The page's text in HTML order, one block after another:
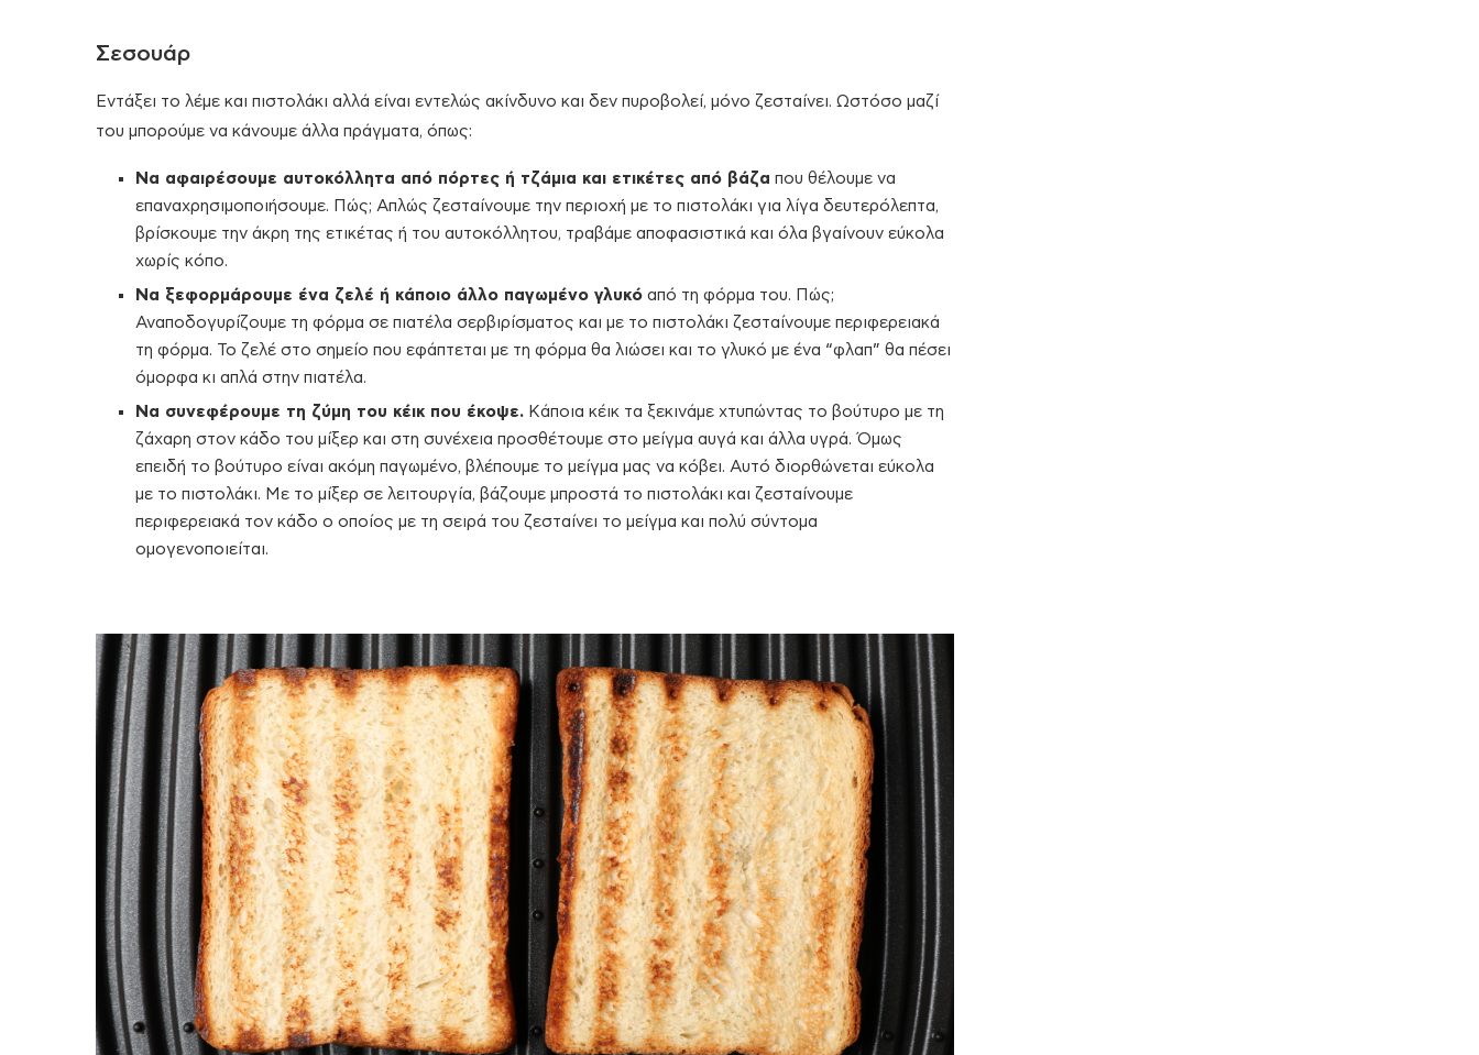
Σεσουάρ
Εντάξει το λέμε και πιστολάκι αλλά είναι εντελώς ακίνδυνο και δεν πυροβολεί, μόνο ζεσταίνει. Ωστόσο μαζί
του μπορούμε να κάνουμε άλλα πράγματα, όπως:
Να αφαιρέσουμε αυτοκόλλητα από πόρτες ή τζάμια και ετικέτες από βάζα που θέλουμε να
επαναχρησιμοποιήσουμε. Πώς; Απλώς ζεσταίνουμε την περιοχή με το πιστολάκι για λίγα δευτερόλεπτα,
βρίσκουμε την άκρη της ετικέτας ή του αυτοκόλλητου, τραβάμε αποφασιστικά και όλα βγαίνουν εύκολα
χωρίς κόπο.
Να ξεφορμάρουμε ένα ζελέ ή κάποιο άλλο παγωμένο γλυκό από τη φόρμα του. Πώς;
Αναποδογυρίζουμε τη φόρμα σε πιατέλα σερβιρίσματος και με το πιστολάκι ζεσταίνουμε περιφερειακά
τη φόρμα. Το ζελέ στο σημείο που εφάπτεται με τη φόρμα θα λιώσει και το γλυκό με ένα “φλαπ” θα πέσει
όμορφα κι απλά στην πιατέλα.
Να συνεφέρουμε τη ζύμη του κέικ που έκοψε. Κάποια κέικ τα ξεκινάμε χτυπώντας το βούτυρο με τη
ζάχαρη στον κάδο του μίξερ και στη συνέχεια προσθέτουμε στο μείγμα αυγά και άλλα υγρά. Όμως
επειδή το βούτυρο είναι ακόμη παγωμένο, βλέπουμε το μείγμα μας να κόβει. Αυτό διορθώνεται εύκολα
με το πιστολάκι. Με το μίξερ σε λειτουργία, βάζουμε μπροστά το πιστολάκι και ζεσταίνουμε
περιφερειακά τον κάδο ο οποίος με τη σειρά του ζεσταίνει το μείγμα και πολύ σύντομα
ομογενοποιείται.